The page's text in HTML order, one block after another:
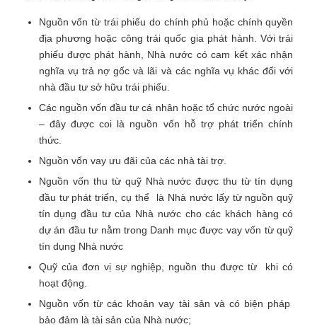
Nguồn vốn từ trái phiếu do chính phủ hoặc chính quyền
địa phương hoặc công trái quốc gia phát hành. Với trái
phiếu được phát hành, Nhà nước có cam kết xác nhận
nghĩa vụ trả nợ gốc và lãi và các nghĩa vụ khác đối với
nhà đầu tư sở hữu trái phiếu.
Các nguồn vốn đầu tư cá nhân hoặc tổ chức nước ngoài
– đây được coi là nguồn vốn hỗ trợ phát triển chính
thức.
Nguồn vốn vay ưu đãi của các nhà tài trợ.
Nguồn vốn thu từ quỹ Nhà nước được thu từ tín dụng
đầu tư phát triển, cụ thể là Nhà nước lấy từ nguồn quỹ
tín dụng đầu tư của Nhà nước cho các khách hàng có
dự án đầu tư nằm trong Danh mục được vay vốn từ quỹ
tín dụng Nhà nước
Quỹ của đơn vị sự nghiệp, nguồn thu được từ khi có
hoạt động.
Nguồn vốn từ các khoản vay tài sản và có biện pháp
bảo đảm là tài sản của Nhà nước;